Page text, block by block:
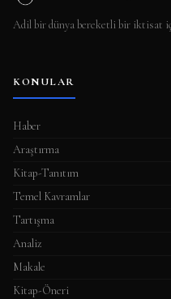
Adil bir dünya bereketli bir iktisat
KONULAR
Haber
Araştırma
Kitap-Tanıtım
Temel Kavramlar
Tartışma
Analiz
Makale
Kitap-Öneri